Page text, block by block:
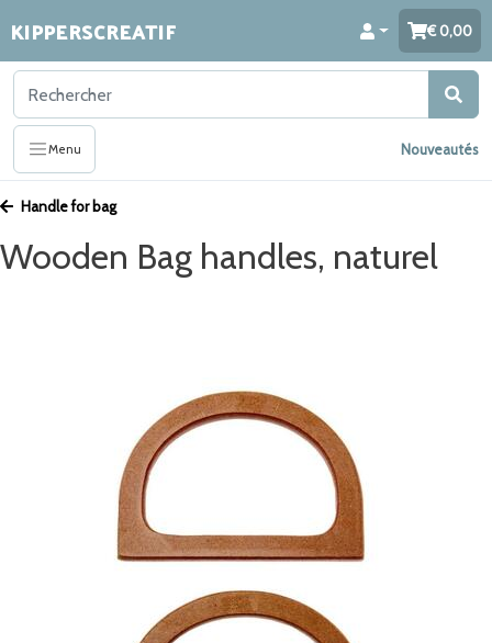
KIPPERSCREATIF 0,00
Menu Nouveautés
Handle for bag
Wooden Bag handles, naturel